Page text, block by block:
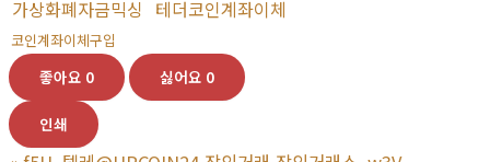
가상화폐자금믹싱 테더코인계좌이체
코인계좌이체구입
좋아요 0 싫어요 0
인쇄